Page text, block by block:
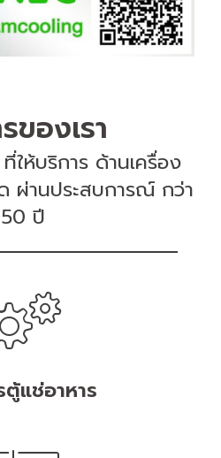
ของเรา
ให้บริการ ด้านเครื่อง
ผ่านประสบการณ์ กว่า
50 ปี
ตู้แช่อาหาร